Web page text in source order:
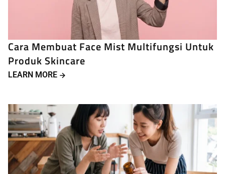
Cara Membuat Face Mist Multifungsi Untuk
Produk Skincare
LEARN MORE